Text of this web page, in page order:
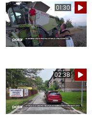
01:30
02:38